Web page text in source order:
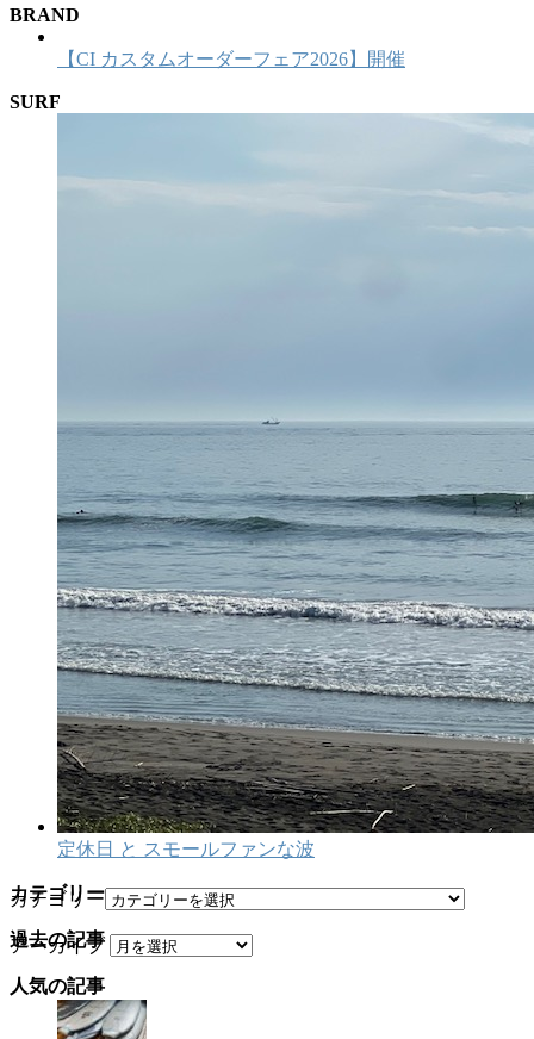
BRAND
【CI カスタムオーダーフェア2026】開催
SURF
定休日 と スモールファンな波
カテゴリー
カテゴリー
過去の記事
アーカイブ
人気の記事